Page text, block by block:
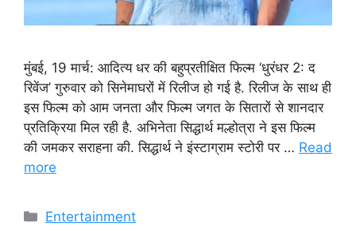
मुंबई, 19 मार्च: आदित्य धर की बहुप्रतीक्षित फिल्म ‘धुरंधर 2: द
रिवेंज’ गुरुवार को सिनेमाघरों में रिलीज हो गई है. रिलीज के साथ ही
इस फिल्म को आम जनता और फिल्म जगत के सितारों से शानदार
प्रतिक्रिया मिल रही है. अभिनेता सिद्धार्थ मल्होत्रा ने इस फिल्म
की जमकर सराहना की. सिद्धार्थ ने इंस्टाग्राम स्टोरी पर … Read
more
Categories
Entertainment